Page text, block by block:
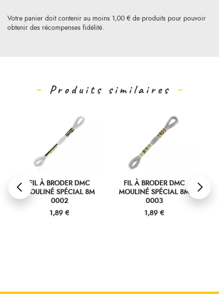
Votre panier doit contenir au moins 1,00 € de produits pour pouvoir
obtenir des récompenses fidélité.
Produits similaires
FIL À BRODER DMC
MOULINÉ SPÉCIAL 8M
0002
Prix
1,89 €
FIL À BRODER DMC
MOULINÉ SPÉCIAL 8M
0003
Prix
1,89 €